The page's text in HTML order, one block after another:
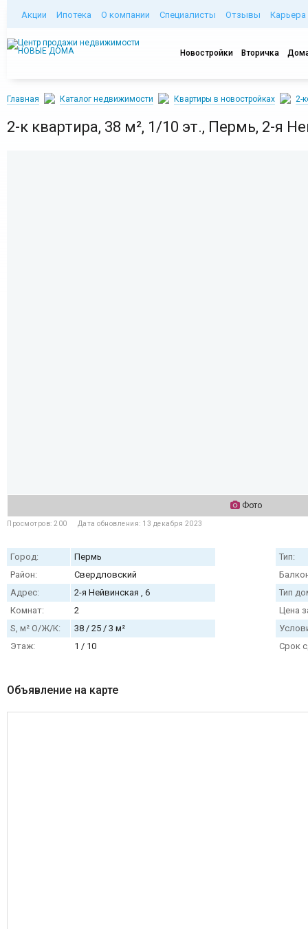
Акции Ипотека О компании Специалисты Отзывы Карьера
Новостройки Вторичка
Главная Каталог недвижимости Квартиры в новостройках 2-
2-к квартира, 38 м², 1/10 эт., Пермь, 2-я
Фото
Просмотров: 200 Дата обновления: 13 декабря 2023
Город:
Пермь
Район:
Свердловский
Адрес:
2-я Нейвинская , 6
Комнат:
2
S, м² О/Ж/К:
38 / 25 / 3 м²
Этаж:
1 / 10
Тип:
Тип
Цена
Срок
Объявление на карте